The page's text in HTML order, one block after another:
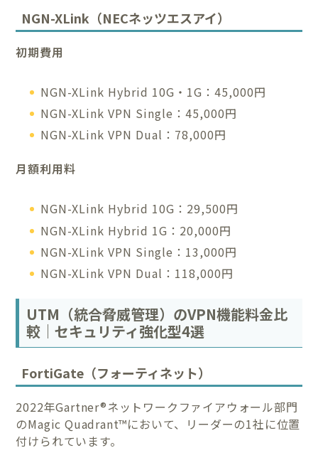
NGN-XLink（NECネッツエスアイ）
初期費用
NGN-XLink Hybrid 10G・1G：45,000円
NGN-XLink VPN Single：45,000円
NGN-XLink VPN Dual：78,000円
月額利用料
NGN-XLink Hybrid 10G：29,500円
NGN-XLink Hybrid 1G：20,000円
NGN-XLink VPN Single：13,000円
NGN-XLink VPN Dual：118,000円
UTM（統合脅威管理）のVPN機能料金比
較｜セキュリティ強化型4選
FortiGate（フォーティネット）
2022年Gartner®ネットワークファイアウォール部門
のMagic Quadrant™において、リーダーの1社に位置
付けられています。